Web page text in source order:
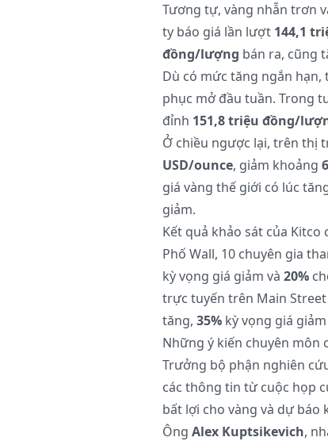
Tương tự, vàng nhẫn trơn
ty báo giá lần lượt 144,1
đồng/lượng bán ra, cũng
Dù có mức tăng ngắn
phục mở đầu tuần. Trong
đỉnh 151,8 triệu đồng/
Ở chiều ngược lại, trên thị
USD/ounce, giảm khoảng
giá vàng thế giới có lúc
giảm.
Kết quả khảo sát của
Phố Wall, 10 chuyên gia
kỳ vọng giá giảm và 20%
trực tuyến trên Main
tăng, 35%kỳ vọng giá giảm
Những ý kiến chuyên môn
Trưởng bộ phận nghiên
các thông tin từ cuộc họp
bất lợi cho vàng và dự báo
Ông Alex Kuptsikevich,